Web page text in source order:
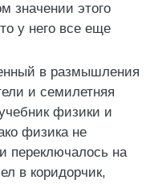
значении этого
у него все еще
в размышления
и семилетняя
физики и
физика не
переключалось на
в коридорчик,